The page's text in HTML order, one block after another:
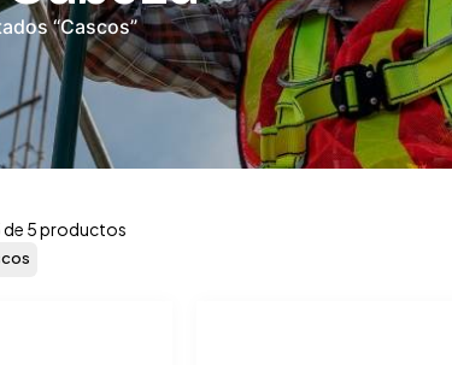
“Cascos”
5 productos